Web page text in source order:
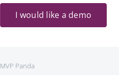
I would like a demo
MVP Panda